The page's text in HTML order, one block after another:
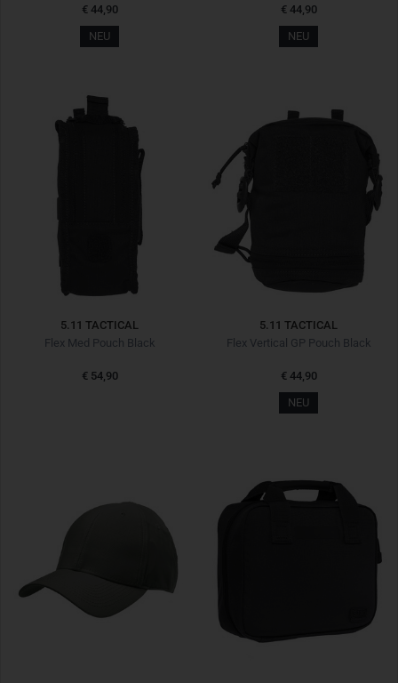
€ 44,90
NEU
€ 44,90
NEU
5.11 TACTICAL
Flex Med Pouch Black
€ 54,90
5.11 TACTICAL
Flex Vertical GP Pouch Black
€ 44,90
NEU